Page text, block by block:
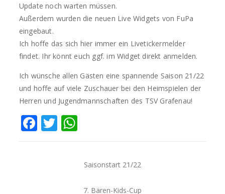
Update noch warten müssen.
Außerdem wurden die neuen Live Widgets von FuPa
eingebaut.
Ich hoffe das sich hier immer ein Livetickermelder
findet. Ihr könnt euch ggf. im Widget direkt anmelden.
Ich wünsche allen Gästen eine spannende Saison 21/22
und hoffe auf viele Zuschauer bei den Heimspielen der
Herren und Jugendmannschaften des TSV Grafenau!
Facebook
Twitter
WhatsApp
Saisonstart 21/22
7. Bären-Kids-Cup